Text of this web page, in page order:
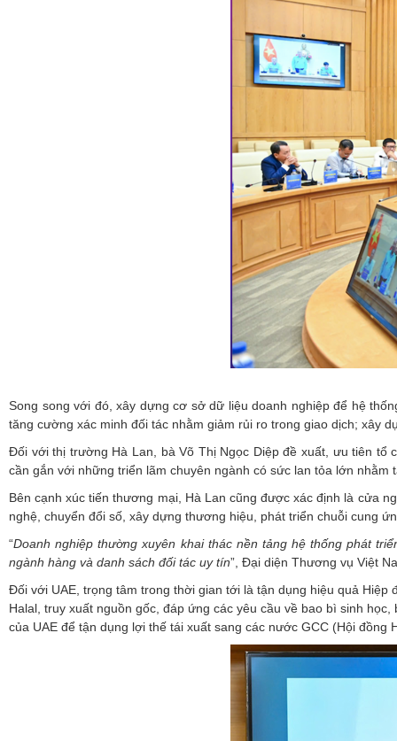
Song song với đó, xây dựng cơ sở dữ liệu doanh nghiệp để hệ
tăng cường xác minh đối tác nhằm giảm rủi ro trong giao dịch; xây
Đối với thị trường Hà Lan, bà Võ Thị Ngọc Diệp đề xuất, ưu tiên tổ
cần gắn với những triển lãm chuyên ngành có sức lan tỏa lớn nhằm
Bên cạnh xúc tiến thương mại, Hà Lan cũng được xác định là cửa
nghệ, chuyển đổi số, xây dựng thương hiệu, phát triển chuỗi cung
“Doanh nghiệp thường xuyên khai thác nền tảng hệ thống phát
ngành hàng và danh sách đối tác uytín”, Đại diện Thương vụ Việt
Đối với UAE, trọng tâm trong thời gian tới là tận dụng hiệu quả
Halal, truy xuất nguồn gốc, đáp ứng các yêu cầu về bao bì sinh
của UAE để tận dụng lợi thế tái xuất sang các nước GCC (Hội đồng